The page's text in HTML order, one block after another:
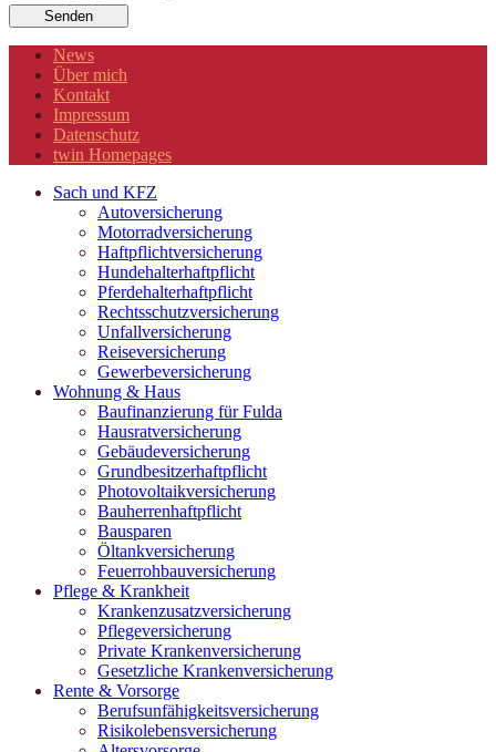
Senden
News
Über mich
Kontakt
Impressum
Datenschutz
twin Homepages
Sach und KFZ
Autoversicherung
Motorradversicherung
Haftpflichtversicherung
Hundehalterhaftpflicht
Pferdehalterhaftpflicht
Rechtsschutzversicherung
Unfallversicherung
Reiseversicherung
Gewerbeversicherung
Wohnung & Haus
Baufinanzierung für Fulda
Hausratversicherung
Gebäudeversicherung
Grundbesitzerhaftpflicht
Photovoltaikversicherung
Bauherrenhaftpflicht
Bausparen
Öltankversicherung
Feuerrohbauversicherung
Pflege & Krankheit
Krankenzusatzversicherung
Pflegeversicherung
Private Krankenversicherung
Gesetzliche Krankenversicherung
Rente & Vorsorge
Berufs­unfähigkeitsversicherung
Risikolebensversicherung